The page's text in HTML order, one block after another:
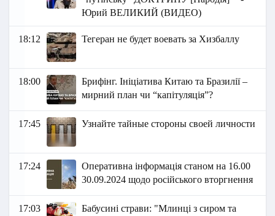
Юрий ВЕЛИКИЙ (ВИДЕО)
18:12 Тегеран не будет воевать за Хизбаллу
18:00
Брифінг. Ініціатива Китаю та Бразилії –
мирний план чи “капітуляція”?
17:45 Узнайте тайные стороны своей личности
17:24
Оперативна інформація станом на 16.00
30.09.2024 щодо російського вторгнення
17:03
Бабусині страви: "Млинці з сиром та